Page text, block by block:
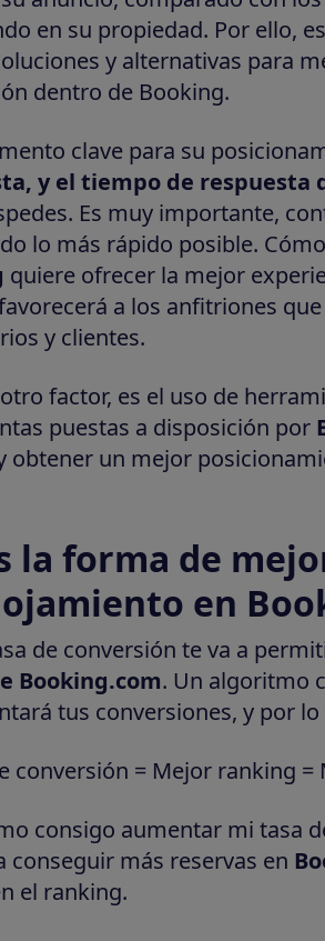
en su propiedad. Por ello,
y alternativas para
dentro de Booking.
clave para su
y el tiempo de respuesta
Es muy importante,
lo más rápido posible.
quiere ofrecer la mejor
a los anfitriones
y clientes.
otro factor, es el uso de
puestas a disposición por
obtener un mejor
la forma de
en
de conversión te va a
Booking.com. Un algoritmo
tus conversiones, y por
conversión = Mejor ranking =
consigo aumentar mi tasa
conseguir más reservas en
el ranking.